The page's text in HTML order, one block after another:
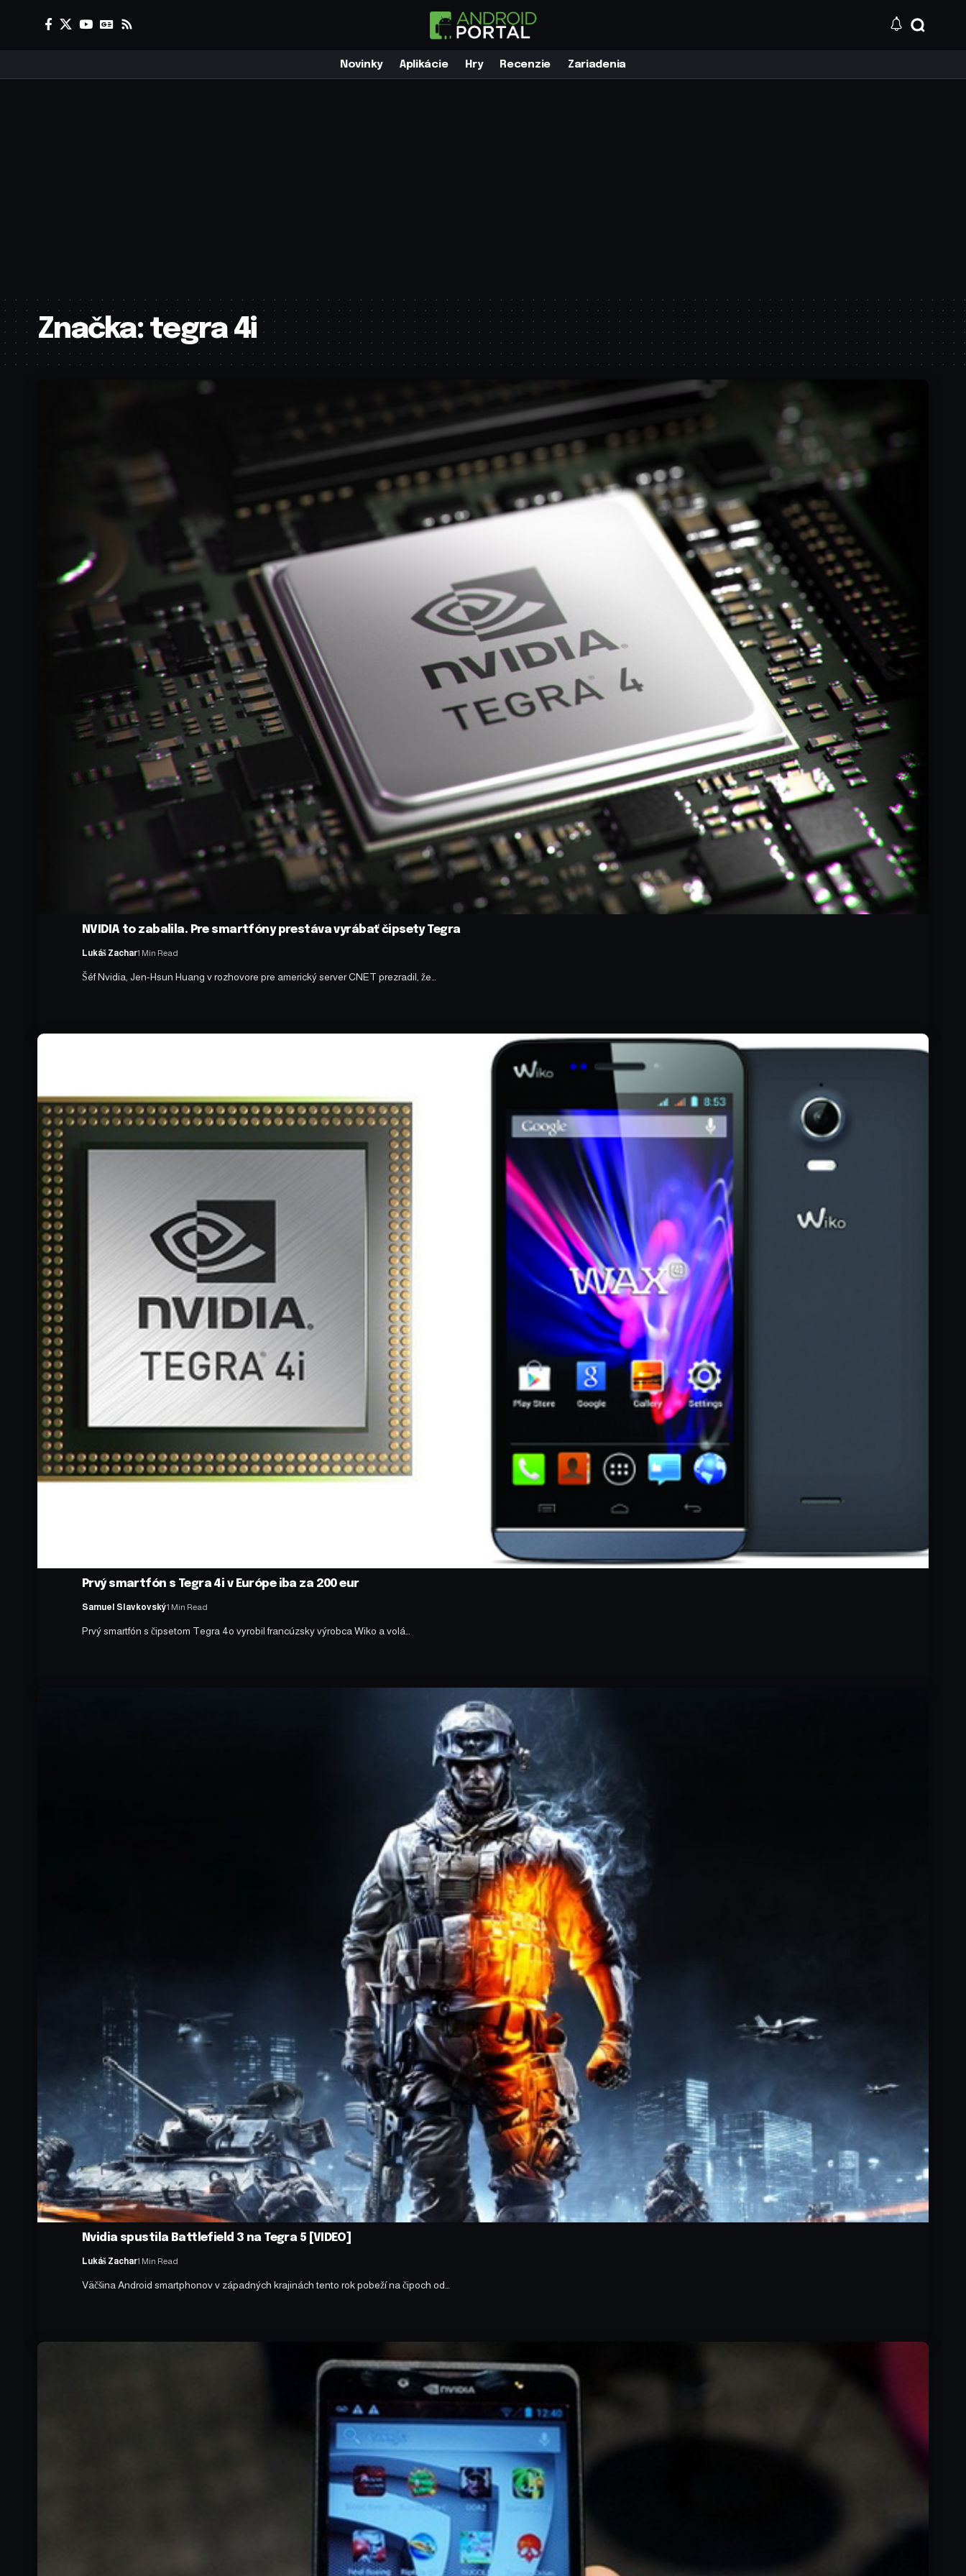
Novinky Aplikácie Hry Recenzie Zariadenia
Značka:tegra 4i
NVIDIA to zabalila. Pre smartfóny prestáva vyrábať čipsety Tegra
Lukáš Zachar1 Min Read
Šéf Nvidia, Jen-Hsun Huang v rozhovore pre americký server CNET prezradil, že…
Prvý smartfón s Tegra 4i v Európe iba za 200 eur
Samuel Slavkovský1 Min Read
Prvý smartfón s čipsetom Tegra 4o vyrobil francúzsky výrobca Wiko a volá…
Nvidia spustila Battlefield 3 na Tegra 5 [VIDEO]
Lukáš Zachar1 Min Read
Väčšina Android smartphonov v západných krajinách tento rok pobeží na čipoch od…